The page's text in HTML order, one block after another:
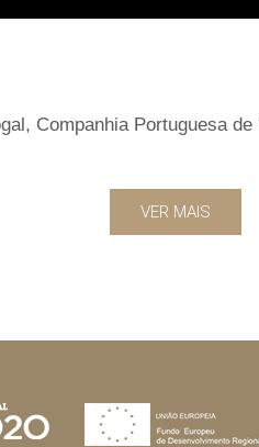
Companhia Portuguesa
VER MAIS